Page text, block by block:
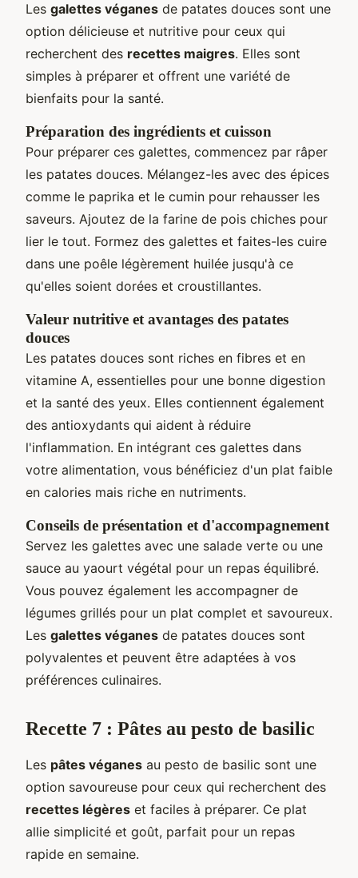
Les galettes véganes de patates douces sont une
option délicieuse et nutritive pour ceux qui
recherchent des recettes maigres. Elles sont
simples à préparer et offrent une variété de
bienfaits pour la santé.
Préparation des ingrédients et cuisson
Pour préparer ces galettes, commencez par râper
les patates douces. Mélangez-les avec des épices
comme le paprika et le cumin pour rehausser les
saveurs. Ajoutez de la farine de pois chiches pour
lier le tout. Formez des galettes et faites-les cuire
dans une poêle légèrement huilée jusqu'à ce
qu'elles soient dorées et croustillantes.
Valeur nutritive et avantages des patates
douces
Les patates douces sont riches en fibres et en
vitamine A, essentielles pour une bonne digestion
et la santé des yeux. Elles contiennent également
des antioxydants qui aident à réduire
l'inflammation. En intégrant ces galettes dans
votre alimentation, vous bénéficiez d'un plat faible
en calories mais riche en nutriments.
Conseils de présentation et d'accompagnement
Servez les galettes avec une salade verte ou une
sauce au yaourt végétal pour un repas équilibré.
Vous pouvez également les accompagner de
légumes grillés pour un plat complet et savoureux.
Les galettes véganes de patates douces sont
polyvalentes et peuvent être adaptées à vos
préférences culinaires.
Recette 7 : Pâtes au pesto de basilic
Les pâtes véganes au pesto de basilic sont une
option savoureuse pour ceux qui recherchent des
recettes légères et faciles à préparer. Ce plat
allie simplicité et goût, parfait pour un repas
rapide en semaine.